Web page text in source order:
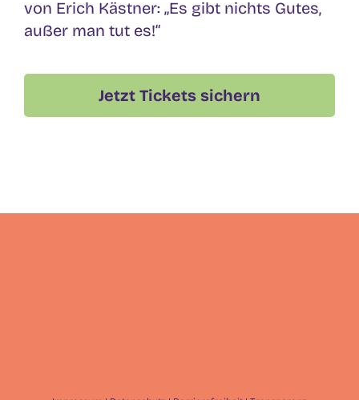
von Erich Kästner: „Es gibt nichts Gutes,
außer man tut es!“
Jetzt Tickets sichern